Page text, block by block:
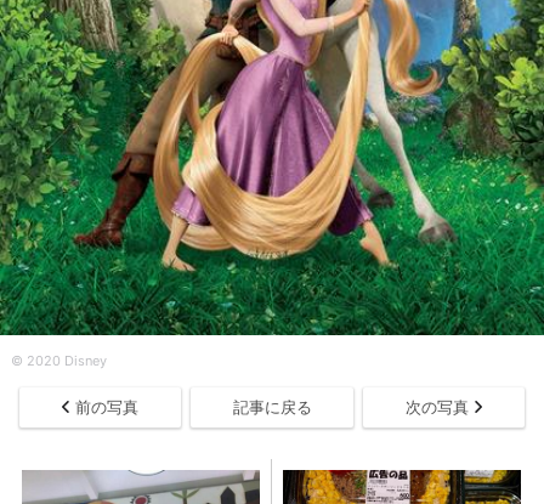
©︎ 2020 Disney
前の写真 記事に戻る 次の写真